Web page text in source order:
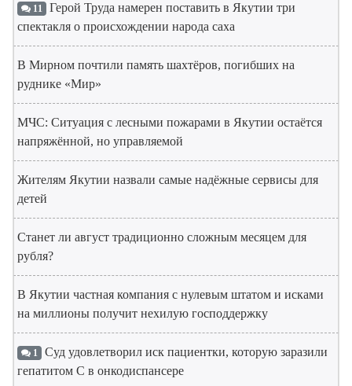
11 Герой Труда намерен поставить в Якутии три
спектакля о происхождении народа саха
В Мирном почтили память шахтёров, погибших на
руднике «Мир»
МЧС: Ситуация с лесными пожарами в Якутии остаётся
напряжённой, но управляемой
Жителям Якутии назвали самые надёжные сервисы для
детей
Станет ли август традиционно сложным месяцем для
рубля?
В Якутии частная компания с нулевым штатом и исками
на миллионы получит нехилую господдержку
1 Суд удовлетворил иск пациентки, которую заразили
гепатитом С в онкодиспансере